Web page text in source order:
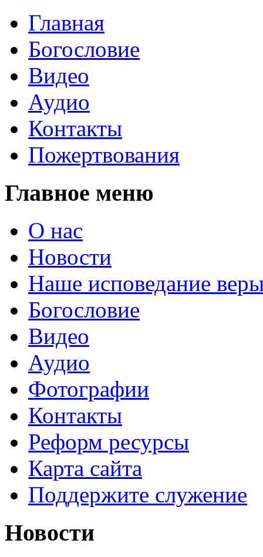
Главная
Богословие
Видео
Аудио
Контакты
Пожертвования
Главное меню
О нас
Новости
Наше исповедание
Богословие
Видео
Аудио
Фотографии
Контакты
Реформ ресурсы
Карта сайта
Поддержите служение
Новости